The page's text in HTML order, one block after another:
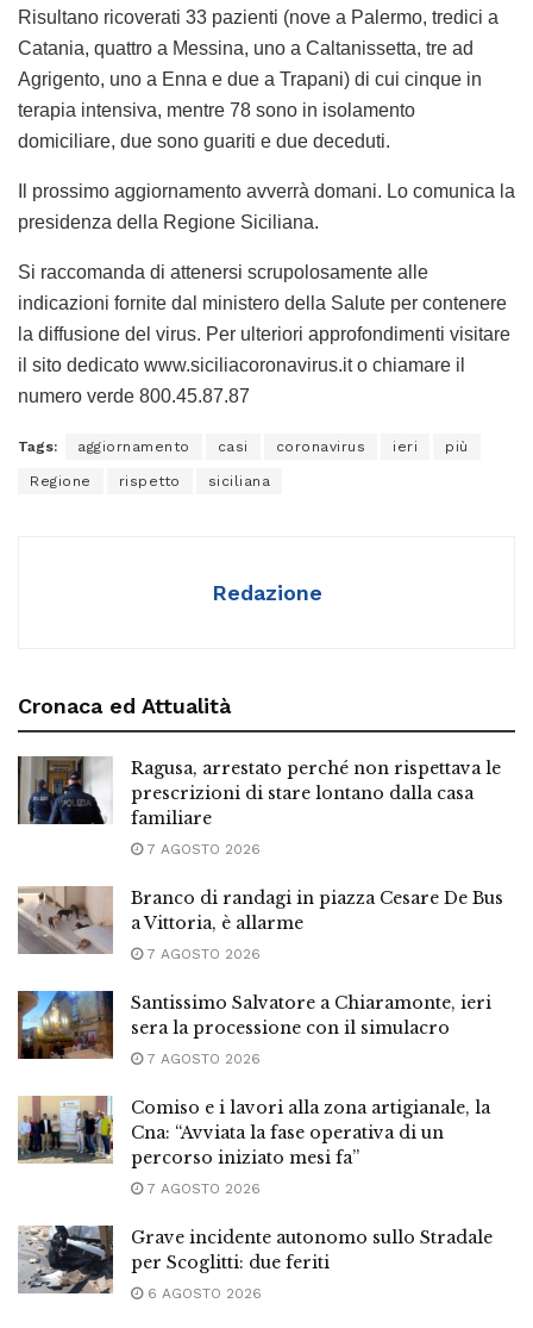
Risultano ricoverati 33 pazienti (nove a Palermo, tredici a
Catania, quattro a Messina, uno a Caltanissetta, tre ad
Agrigento, uno a Enna e due a Trapani) di cui cinque in
terapia intensiva, mentre 78 sono in isolamento
domiciliare, due sono guariti e due deceduti.
Il prossimo aggiornamento avverrà domani. Lo comunica la
presidenza della Regione Siciliana.
Si raccomanda di attenersi scrupolosamente alle
indicazioni fornite dal ministero della Salute per contenere
la diffusione del virus. Per ulteriori approfondimenti visitare
il sito dedicato www.siciliacoronavirus.it o chiamare il
numero verde 800.45.87.87
Tags: aggiornamento casi coronavirus ieri più
Regione rispetto siciliana
Redazione
Cronaca ed Attualità
Ragusa, arrestato perché non rispettava le
prescrizioni di stare lontano dalla casa
familiare
7 AGOSTO 2026
Branco di randagi in piazza Cesare De Bus
a Vittoria, è allarme
7 AGOSTO 2026
Santissimo Salvatore a Chiaramonte, ieri
sera la processione con il simulacro
7 AGOSTO 2026
Comiso e i lavori alla zona artigianale, la
Cna: “Avviata la fase operativa di un
percorso iniziato mesi fa”
7 AGOSTO 2026
Grave incidente autonomo sullo Stradale
per Scoglitti: due feriti
6 AGOSTO 2026